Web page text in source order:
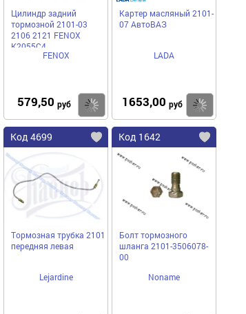
Цилиндр задний
тормозной 2101-03
2106 2121 FENOX
K2055C4
FENOX
579,50 руб Купить
Картер масляный 2101-
07 АвтоВАЗ
LADA
1653,00 руб
Код 4699
Тормозная трубка 2101
передняя левая
Lejardine
Код 1642
Болт тормозного
шланга 2101-3506078-
00
Noname